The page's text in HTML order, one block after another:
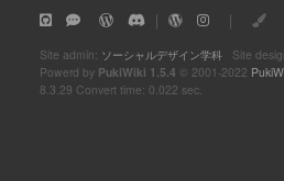
｜ ｜
Site admin: ソーシャルデザイン学科Site
Powerd by PukiWiki 1.5.4 © 2001-2022
8.3.29 Convert time: 0.022 sec.